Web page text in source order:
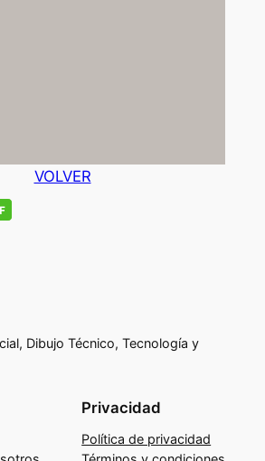
VOLVER
Dibujo Técnico, Tecnología y
Privacidad
Política de privacidad